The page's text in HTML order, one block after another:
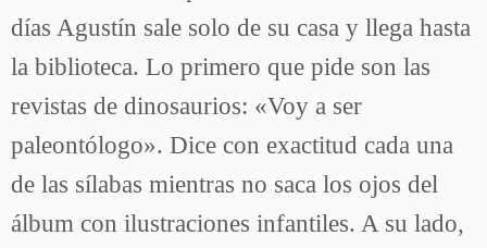
días Agustín sale solo de su casa y llega hasta
la biblioteca. Lo primero que pide son las
revistas de dinosaurios: «Voy a ser
paleontólogo». Dice con exactitud cada una
de las sílabas mientras no saca los ojos del
álbum con ilustraciones infantiles. A su lado,